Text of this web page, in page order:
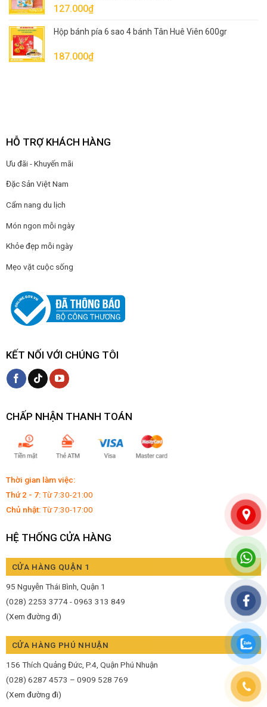
127.000₫
Hộp bánh pía 6 sao 4 bánh Tân Huê Viên 600gr
187.000₫
HỖ TRỢ KHÁCH HÀNG
Ưu đãi - Khuyến mãi
Đặc Sản Việt Nam
Cẩm nang du lịch
Món ngon mỗi ngày
Khỏe đẹp mỗi ngày
Mẹo vặt cuộc sống
KẾT NỐI VỚI CHÚNG TÔI
CHẤP NHẬN THANH TOÁN
Thời gian làm việc:
Thứ 2 - 7:Từ 7:30-21:00
Chủ nhật:Từ 7:30-17:00
HỆ THỐNG CỬA HÀNG
CỬA HÀNG QUẬN 1
95 Nguyễn Thái Bình, Quận 1
(028) 2253 3774 - 0963 313 849
(Xem đường đi)
CỬA HÀNG PHÚ NHUẬN
156 Thích Quảng Đức, P.4, Quận Phú Nhuận
(028) 6287 4573 – 0909 528 769
(Xem đường đi)